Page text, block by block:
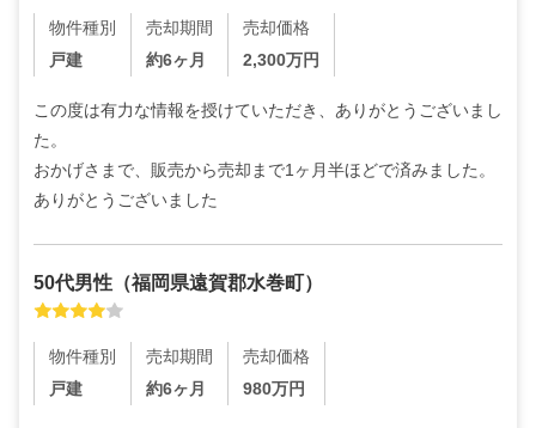
物件種別
戸建
売却期間
約6ヶ月
売却価格
2,300万円
この度は有力な情報を授けていただき、ありがとうございまし
た。
おかげさまで、販売から売却まで1ヶ月半ほどで済みました。
ありがとうございました
50代男性 （福岡県遠賀郡水巻町）
物件種別
戸建
売却期間
約6ヶ月
売却価格
980万円